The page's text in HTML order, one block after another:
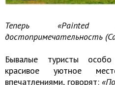
Теперь «Painted
достопримечательность
Бывалые туристы
красивое уютное
впечатлениями, говорят: